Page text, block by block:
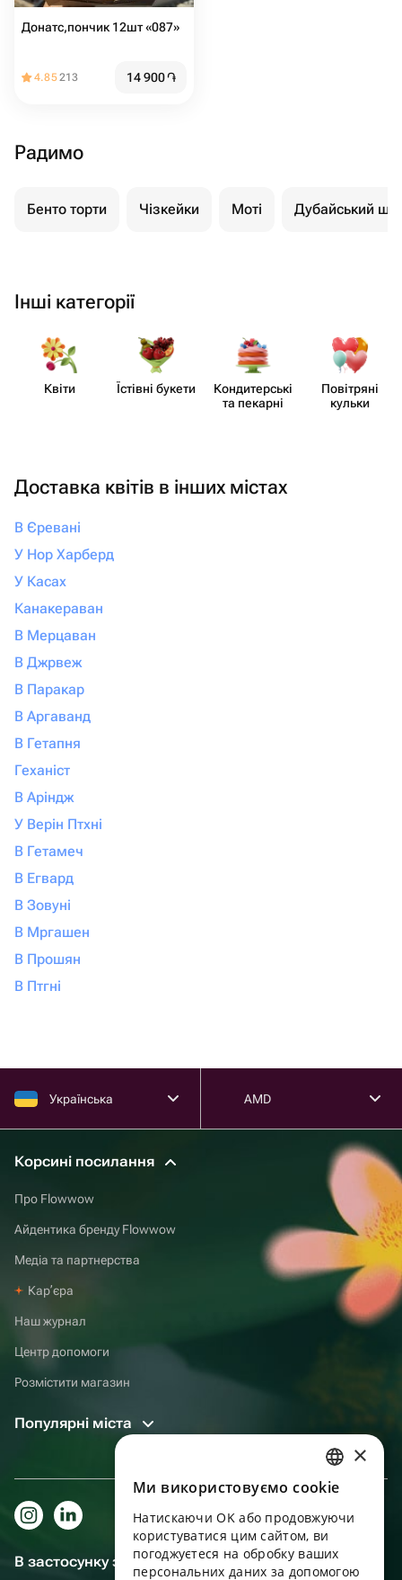
Донатс,пончик 12шт «087»
4.85213 14 900֏
Радимо
Бенто торти Чізкейки Моті Дубайський
Інші категорії
Квіти Їстівні букети
Кондит​ерські
та пекарні
Повітряні
кульки
Доставка квітів в інших містах
В Єревані
У Нор Харберд
У Касах
Канакераван
В Мерцаван
В Джрвеж
В Паракар
В Аргаванд
В Гетапня
Геханіст
В Аріндж
У Верін Птхні
В Гетамеч
В Егвард
В Зовуні
В Мргашен
В Прошян
В Птгні
Українська AMD
Корсині посилання
Про Flowwow
Айдентика бренду Flowwow
Медіа та партнерства
Карʼєра
Наш журнал
Центр допомоги
Розмістити магазин
Популярні міста
В застосунку зручніше!
RUSSIAN
ENGLISH
UKRAINIAN
×
Ми використовуємо cookie
Натискаючи OK або продовжуючи
користуватися цим сайтом, ви
погоджуєтеся на обробку ваших
персональних даних за допомогою